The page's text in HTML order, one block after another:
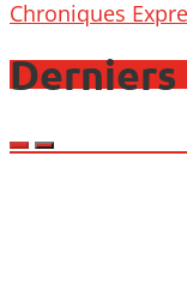
Chroniques